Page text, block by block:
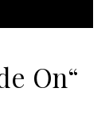
On“